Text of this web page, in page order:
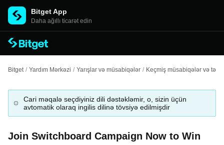
Bitget App
Daha ağıllı ticarət edin
Bitget / Yardım Mərkəzi / Yarışlar və müsabiqələr / Keçmiş müsabiqələr və
Cari məqalə seçdiyiniz dili dəstəkləmir, o, sizin üçün
avtomatik olaraq ingilis dilinə tövsiyə edilmişdir
Join Switchboard Campaign Now to Win